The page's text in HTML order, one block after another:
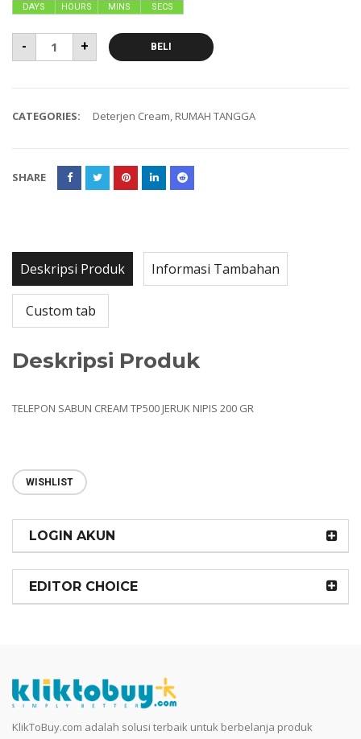
DAYS HOURS MINS SECS
- + BELI
CATEGORIES: Deterjen Cream, RUMAH TANGGA
SHARE
Deskripsi Produk Informasi Tambahan
Custom tab
Deskripsi Produk
TELEPON SABUN CREAM TP500 JERUK NIPIS 200 GR
WISHLIST
LOGIN AKUN
EDITOR CHOICE
KlikToBuy.com adalah solusi terbaik untuk berbelanja produk